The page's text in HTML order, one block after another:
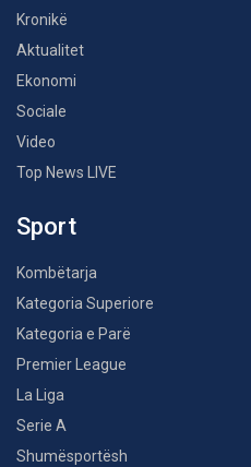
Kronikë
Aktualitet
Ekonomi
Sociale
Video
Top News LIVE
Sport
Kombëtarja
Kategoria Superiore
Kategoria e Parë
Premier League
La Liga
Serie A
Shumësportësh